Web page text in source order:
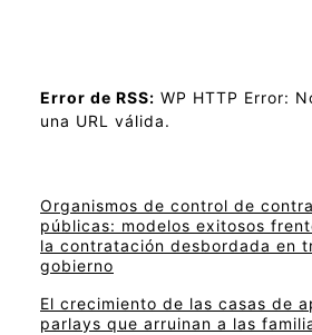
Error de RSS: WP HTTP Error:
una URL válida.
Organismos de control de
públicas: modelos exitosos
la contratación desbordada en
gobierno
El crecimiento de las casas de
parlays que arruinan a las